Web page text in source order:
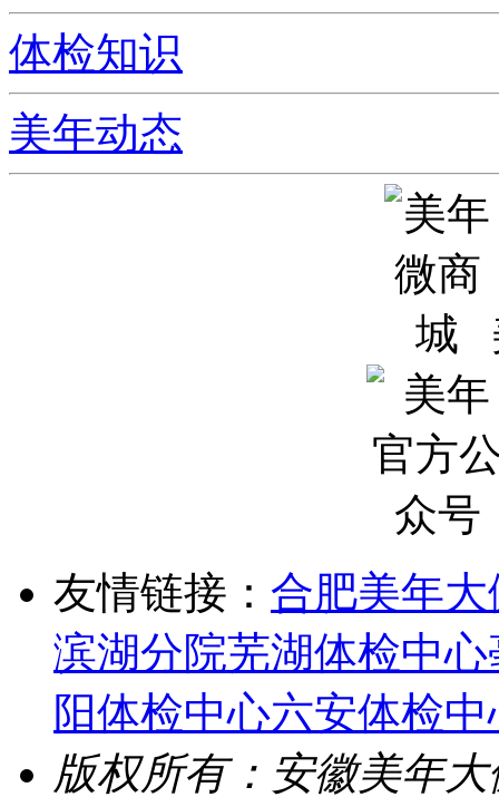
体检知识
美年动态
友情链接： 合肥美年
滨湖分院芜湖体检中心
阳体检中心六安体检中
版权所有：安徽美年